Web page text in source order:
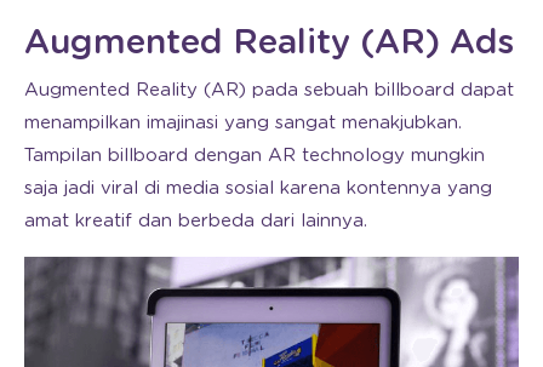
Augmented Reality (AR) Ads
Augmented Reality (AR) pada sebuah billboard dapat
menampilkan imajinasi yang sangat menakjubkan.
Tampilan billboard dengan AR technology mungkin
saja jadi viral di media sosial karena kontennya yang
amat kreatif dan berbeda dari lainnya.